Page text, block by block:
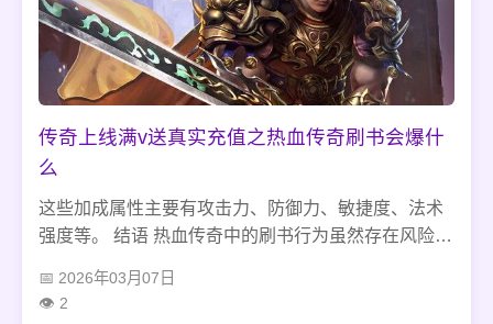
传奇上线满v送真实充值之热血传奇刷书会爆什
么
这些加成属性主要有攻击力、防御力、敏捷度、法术
强度等。 结语 热血传奇中的刷书行为虽然存在风险，
书的时候需要保持清醒的头脑，选择适合刷书的装
2026年03月07日
2